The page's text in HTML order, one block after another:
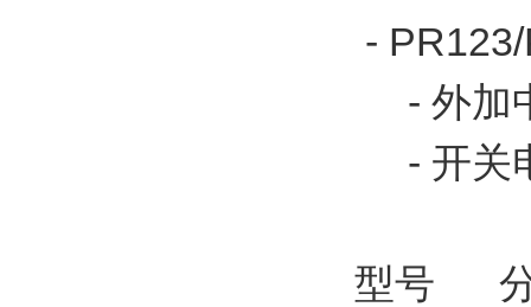
-
- 外加
- 开关
型号 分